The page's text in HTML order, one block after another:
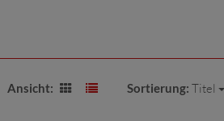
Ansicht: Sortierung: Titel